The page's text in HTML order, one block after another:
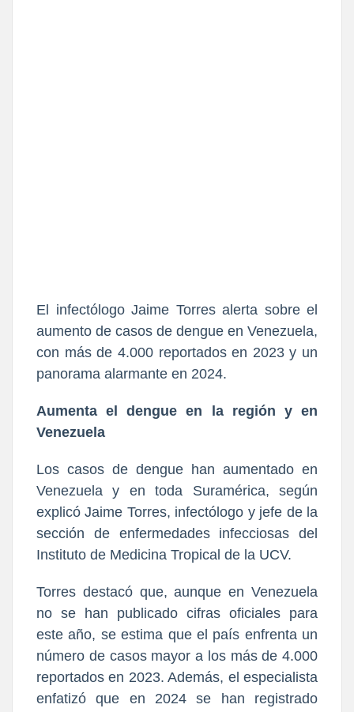
El infectólogo Jaime Torres alerta sobre el
aumento de casos de dengue en Venezuela,
con más de 4.000 reportados en 2023 y un
panorama alarmante en 2024.
Aumenta el dengue en la región y en
Venezuela
Los casos de dengue han aumentado en
Venezuela y en toda Suramérica, según
explicó Jaime Torres, infectólogo y jefe de la
sección de enfermedades infecciosas del
Instituto de Medicina Tropical de la UCV.
Torres destacó que, aunque en Venezuela
no se han publicado cifras oficiales para
este año, se estima que el país enfrenta un
número de casos mayor a los más de 4.000
reportados en 2023. Además, el especialista
enfatizó que en 2024 se han registrado